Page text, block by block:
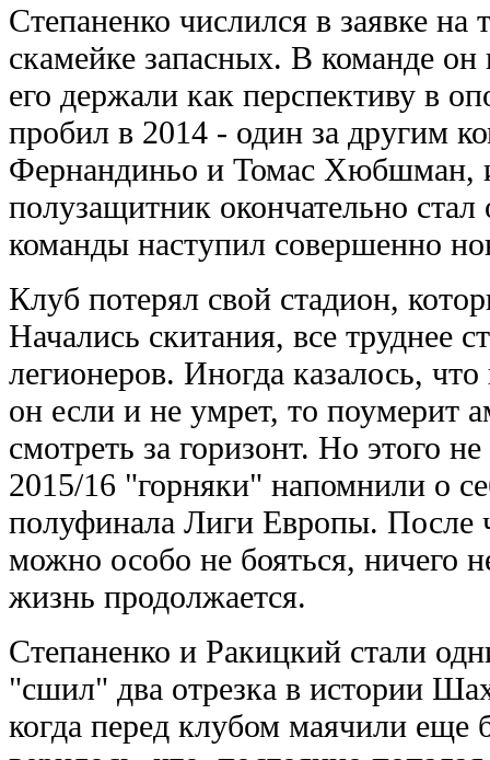
Степаненко числился в заявке на
скамейке запасных. В команде он
его держали как перспективу в
пробил в 2014 - один за другим
Фернандиньо и Томас Хюбшман,
полузащитник окончательно
команды наступил совершенно
Клуб потерял свой стадион,
Начались скитания, все труднее
легионеров. Иногда казалось,
он если и не умрет, то поумерит
смотреть за горизонт. Но этого
2015/16 "горняки" напомнили о
полуфинала Лиги Европы. После
можно особо не бояться, ничего
жизнь продолжается.
Степаненко и Ракицкий стали
"сшил" два отрезка в истории
когда перед клубом маячили еще